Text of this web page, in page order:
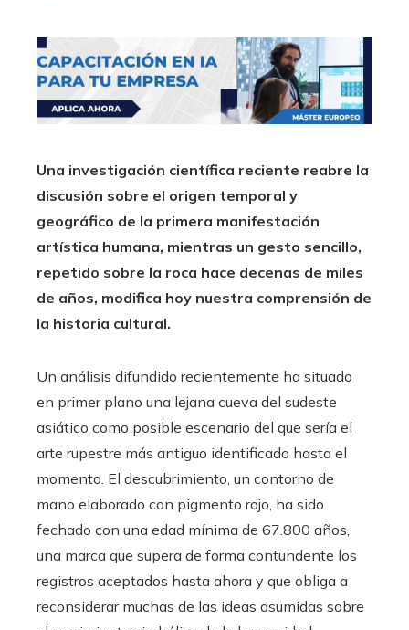
Una investigación científica reciente reabre la
discusión sobre el origen temporal y
geográfico de la primera manifestación
artística humana, mientras un gesto sencillo,
repetido sobre la roca hace decenas de miles
de años, modifica hoy nuestra comprensión de
la historia cultural.
Un análisis difundido recientemente ha situado
en primer plano una lejana cueva del sudeste
asiático como posible escenario del que sería el
arte rupestre más antiguo identificado hasta el
momento. El descubrimiento, un contorno de
mano elaborado con pigmento rojo, ha sido
fechado con una edad mínima de 67.800 años,
una marca que supera de forma contundente los
registros aceptados hasta ahora y que obliga a
reconsiderar muchas de las ideas asumidas sobre